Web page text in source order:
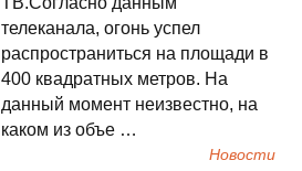
телеканала, огонь успел
распространиться на площади в
400 квадратных метров. На
данный момент неизвестно, на
каком из объе …
Новости